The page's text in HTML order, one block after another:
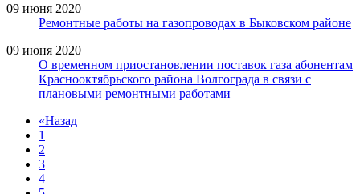
09 июня 2020
Ремонтные работы на газопроводах в Быковском районе
09 июня 2020
О временном приостановлении поставок газа абонентам
Краснооктябрьского района Волгограда в связи с
плановыми ремонтными работами
«Назад
1
2
3
4